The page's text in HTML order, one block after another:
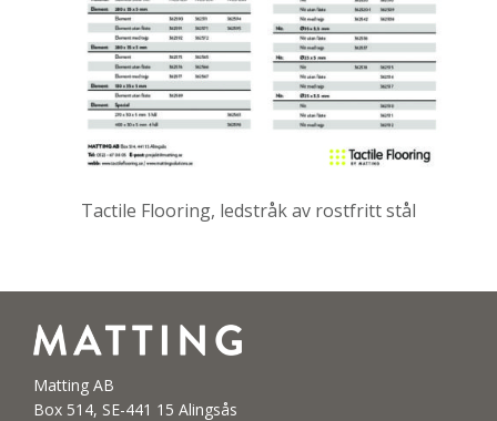
Tactile Flooring, ledstråk av rostfritt stål
Matting AB
Box 514, SE-441 15 Alingsås